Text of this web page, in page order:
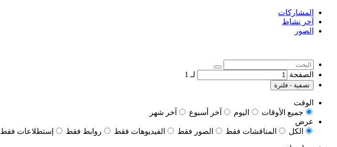
المشاركات
آخر نشاط
الصور
الصفحة لـ 1
تصفية - فلترة
الوقت
جميع الأوقات
اليوم آخر أسبوع
آخر شهر
عرض
الكل
المناقشات فقط الصور فقط الفيديوهات فقط روابط فقط إستطلاعات فقط